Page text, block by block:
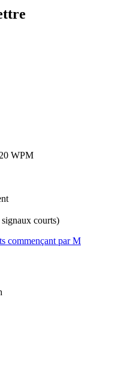
WPM
courts)
commençant par M